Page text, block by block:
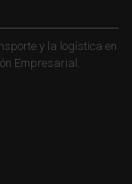
y la logística en
Empresarial.